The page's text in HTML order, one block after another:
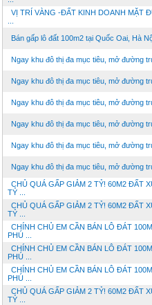
VỊ TRÍ VÀNG -ĐẤT KINH DOANH MẶT
Bán gấp lô đất 100m2 tại Quốc Oai, Hà
Ngay khu đô thị đa mục tiêu, mở đường
Ngay khu đô thị đa mục tiêu, mở đường
Ngay khu đô thị đa mục tiêu, mở đường
Ngay khu đô thị đa mục tiêu, mở đường
Ngay khu đô thị đa mục tiêu, mở đường
Ngay khu đô thị đa mục tiêu, mở đường
CHỦ QUÁ GẤP GIẢM 2 TỶ! 60M2 ĐẤT
TỶ ...
CHỦ QUÁ GẤP GIẢM 2 TỶ! 60M2 ĐẤT
TỶ ...
CHÍNH CHỦ EM CẦN BÁN LÔ ĐÁT
PHÚ ...
CHÍNH CHỦ EM CẦN BÁN LÔ ĐÁT
PHÚ ...
CHÍNH CHỦ EM CẦN BÁN LÔ ĐÁT
PHÚ ...
CHỦ QUÁ GẤP GIẢM 2 TỶ! 60M2 ĐẤT
TỶ ...